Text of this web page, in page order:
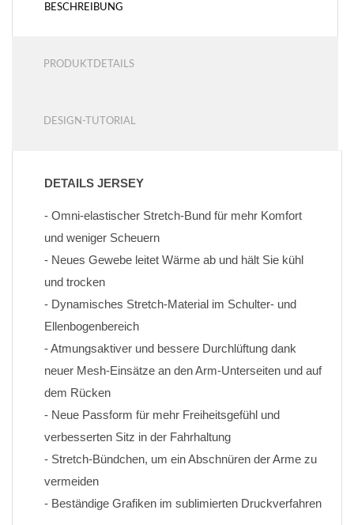
BESCHREIBUNG
PRODUKTDETAILS
DESIGN-TUTORIAL
DETAILS JERSEY
- Omni-elastischer Stretch-Bund für mehr Komfort
und weniger Scheuern
- Neues Gewebe leitet Wärme ab und hält Sie kühl
und trocken
- Dynamisches Stretch-Material im Schulter- und
Ellenbogenbereich
- Atmungsaktiver und bessere Durchlüftung dank
neuer Mesh-Einsätze an den Arm-Unterseiten und auf
dem Rücken
- Neue Passform für mehr Freiheitsgefühl und
verbesserten Sitz in der Fahrhaltung
- Stretch-Bündchen, um ein Abschnüren der Arme zu
vermeiden
- Beständige Grafiken im sublimierten Druckverfahren